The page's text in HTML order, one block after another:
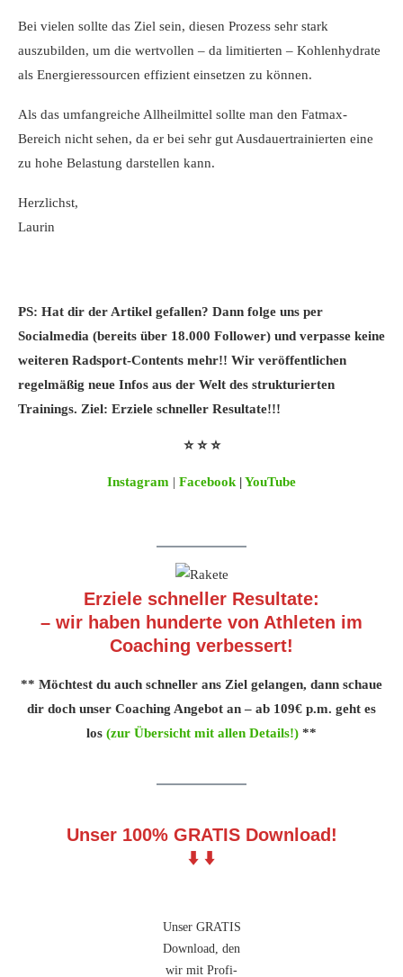
Bei vielen sollte das Ziel sein, diesen Prozess sehr stark
auszubilden, um die wertvollen – da limitierten – Kohlenhydrate
als Energieressourcen effizient einsetzen zu können.
Als das umfangreiche Allheilmittel sollte man den Fatmax-
Bereich nicht sehen, da er bei sehr gut Ausdauertrainierten eine
zu hohe Belastung darstellen kann.
Herzlichst,
Laurin
PS: Hat dir der Artikel gefallen? Dann folge uns per
Socialmedia (bereits über 18.000 Follower) und verpasse keine
weiteren Radsport-Contents mehr!! Wir veröffentlichen
regelmäßig neue Infos aus der Welt des strukturierten
Trainings. Ziel: Erziele schneller Resultate!!!
⭐ ⭐ ⭐
Instagram | Facebook |YouTube
Erziele schneller Resultate:
– wir haben hunderte von Athleten im
Coaching verbessert!
** Möchtest du auch schneller ans Ziel gelangen, dann schaue
dir doch unser Coaching Angebot an – ab 109€ p.m. geht es
los (zur Übersicht mit allen Details!) **
Unser 100% GRATIS Download!
⬇️ ⬇️
Unser GRATIS
Download, den
wir mit Profi-